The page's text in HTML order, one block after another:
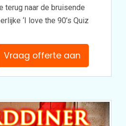
terug naar de bruisende
‘I love the 90’s Quiz
Vraag offerte aan